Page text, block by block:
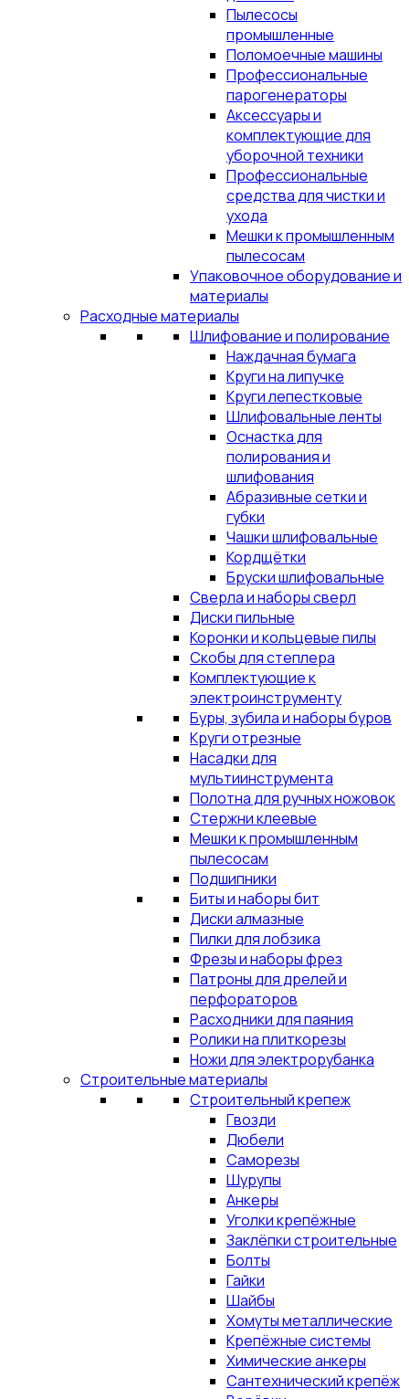
Пылесосы
промышленные
Поломоечные машины
Профессиональные
парогенераторы
Аксессуары и
комплектующие для
уборочной техники
Профессиональные
средства для чистки и
ухода
Мешки к промышленным
пылесосам
Упаковочное оборудование и
материалы
Расходные материалы
Шлифование и полирование
Наждачная бумага
Круги на липучке
Круги лепестковые
Шлифовальные ленты
Оснастка для
полирования и
шлифования
Абразивные сетки и
губки
Чашки шлифовальные
Кордщётки
Бруски шлифовальные
Сверла и наборы сверл
Диски пильные
Коронки и кольцевые пилы
Скобы для степлера
Комплектующие к
электроинструменту
Буры, зубила и наборы буров
Круги отрезные
Насадки для
мультиинструмента
Полотна для ручных ножовок
Стержни клеевые
Мешки к промышленным
пылесосам
Подшипники
Биты и наборы бит
Диски алмазные
Пилки для лобзика
Фрезы и наборы фрез
Патроны для дрелей и
перфораторов
Расходники для паяния
Ролики на плиткорезы
Ножи для электрорубанка
Строительные материалы
Строительный крепеж
Гвозди
Дюбели
Саморезы
Шурупы
Анкеры
Уголки крепёжные
Заклёпки строительные
Болты
Гайки
Шайбы
Хомуты металлические
Крепёжные системы
Химические анкеры
Сантехнический крепёж